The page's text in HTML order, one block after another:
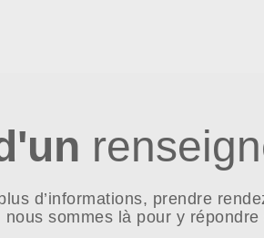
d’informations, prendre
sommes là pour y